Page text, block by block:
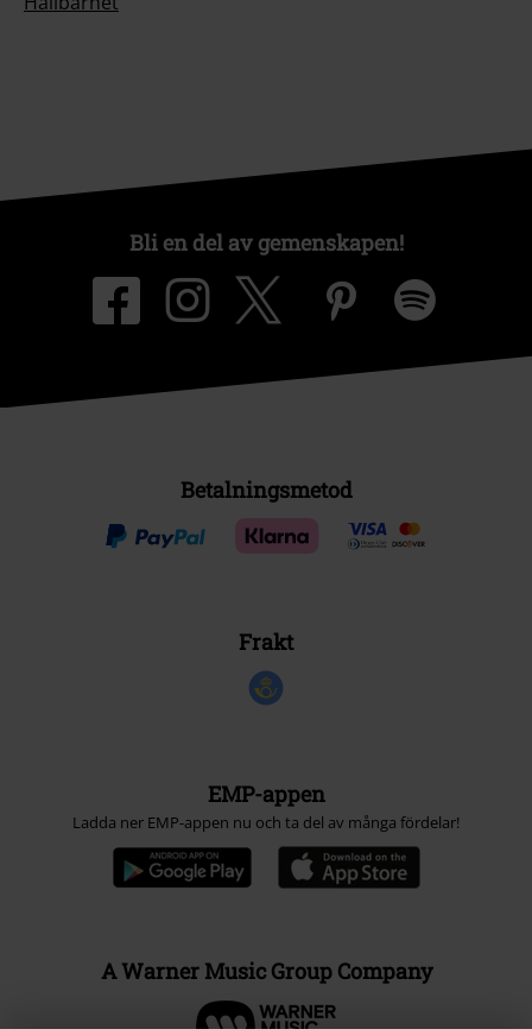
Bli en del av gemenskapen!
Betalningsmetod
Frakt
EMP-appen
Ladda ner EMP-appen nu och ta del av många fördelar!
A Warner Music Group Company